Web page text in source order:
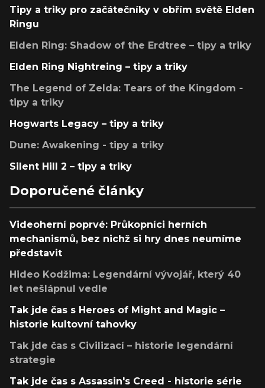
Tipy a triky pro začátečníky v obřím světě Elden
Ringu
Elden Ring: Shadow of the Erdtree – tipy a triky
Elden Ring Nightreing – tipy a triky
The Legend of Zelda: Tears of the Kingdom -
tipy a triky
Hogwarts Legacy – tipy a triky
Dune: Awakening - tipy a triky
Silent Hill 2 – tipy a triky
Doporučené články
Videoherní poprvé: Průkopníci herních
mechanismů, bez nichž si hry dnes neumíme
představit
Hideo Kodžima: Legendární vývojář, který 40
let nešlápnul vedle
Tak jde čas s Heroes of Might and Magic –
historie kultovní tahovky
Tak jde čas s Civilizací – historie legendární
strategie
Tak jde čas s Assassin's Creed - historie série